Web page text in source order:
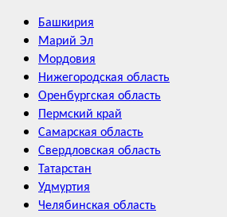
Башкирия
Марий Эл
Мордовия
Нижегородская область
Оренбургская область
Пермский край
Самарская область
Свердловская область
Татарстан
Удмуртия
Челябинская область